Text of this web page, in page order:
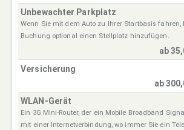
Unbewachter Parkplatz
Wenn Sie mit dem Auto zu Ihrer Startbasis fahren,
Buchung optional einen Stellplatz hinzufügen.
ab
Versicherung
ab
WLAN-Gerät
Ein 3G Mini-Router, der ein Mobile Broadband
mit einer Internetverbindung, wo immer Sie ein